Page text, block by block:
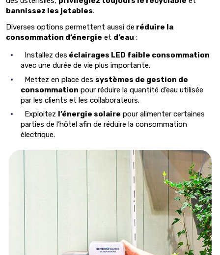
bannissez les jetables.
Diverses options permettent aussi de réduire la
consommation d’énergie et d’eau :
Installez des éclairages LED faible consommation
avec une durée de vie plus importante.
Mettez en place des systèmes de gestion de
consommation pour réduire la quantité d’eau utilisée
par les clients et les collaborateurs.
Exploitez l’énergie solaire pour alimenter certaines
parties de l’hôtel afin de réduire la consommation
électrique.